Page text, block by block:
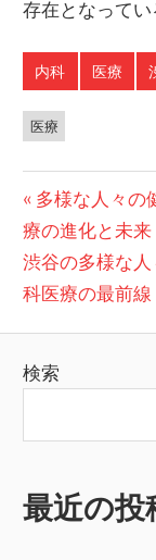
存在となってい
内科 医療
医療
投
稿
ナ
ビ
ゲ
ョ
前
の
投
稿:
多様な人々の
療の進化と未来
次
の
渋谷の多様な
科医療の最前線
検索
最近の投